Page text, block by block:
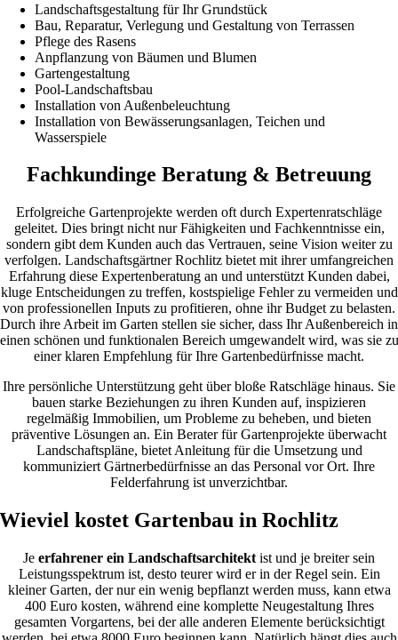
Landschaftsgestaltung für Ihr Grundstück
Bau, Reparatur, Verlegung und Gestaltung von Terrassen
Pflege des Rasens
Anpflanzung von Bäumen und Blumen
Gartengestaltung
Pool-Landschaftsbau
Installation von Außenbeleuchtung
Installation von Bewässerungsanlagen, Teichen und
Wasserspiele
Fachkundinge Beratung & Betreuung
Erfolgreiche Gartenprojekte werden oft durch Expertenratschläge
geleitet. Dies bringt nicht nur Fähigkeiten und Fachkenntnisse ein,
sondern gibt dem Kunden auch das Vertrauen, seine Vision weiter zu
verfolgen. Landschaftsgärtner Rochlitz bietet mit ihrer umfangreichen
Erfahrung diese Expertenberatung an und unterstützt Kunden dabei,
kluge Entscheidungen zu treffen, kostspielige Fehler zu vermeiden und
von professionellen Inputs zu profitieren, ohne ihr Budget zu belasten.
Durch ihre Arbeit im Garten stellen sie sicher, dass Ihr Außenbereich in
einen schönen und funktionalen Bereich umgewandelt wird, was sie zu
einer klaren Empfehlung für Ihre Gartenbedürfnisse macht.
Ihre persönliche Unterstützung geht über bloße Ratschläge hinaus. Sie
bauen starke Beziehungen zu ihren Kunden auf, inspizieren
regelmäßig Immobilien, um Probleme zu beheben, und bieten
präventive Lösungen an. Ein Berater für Gartenprojekte überwacht
Landschaftspläne, bietet Anleitung für die Umsetzung und
kommuniziert Gärtnerbedürfnisse an das Personal vor Ort. Ihre
Felderfahrung ist unverzichtbar.
Wieviel kostet Gartenbau in Rochlitz
Je erfahrener ein Landschaftsarchitekt ist und je breiter sein
Leistungsspektrum ist, desto teurer wird er in der Regel sein. Ein
kleiner Garten, der nur ein wenig bepflanzt werden muss, kann etwa
400 Euro kosten, während eine komplette Neugestaltung Ihres
gesamten Vorgartens, bei der alle anderen Elemente berücksichtigt